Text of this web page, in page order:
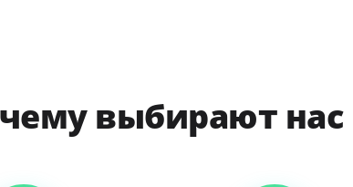
выбирают нас